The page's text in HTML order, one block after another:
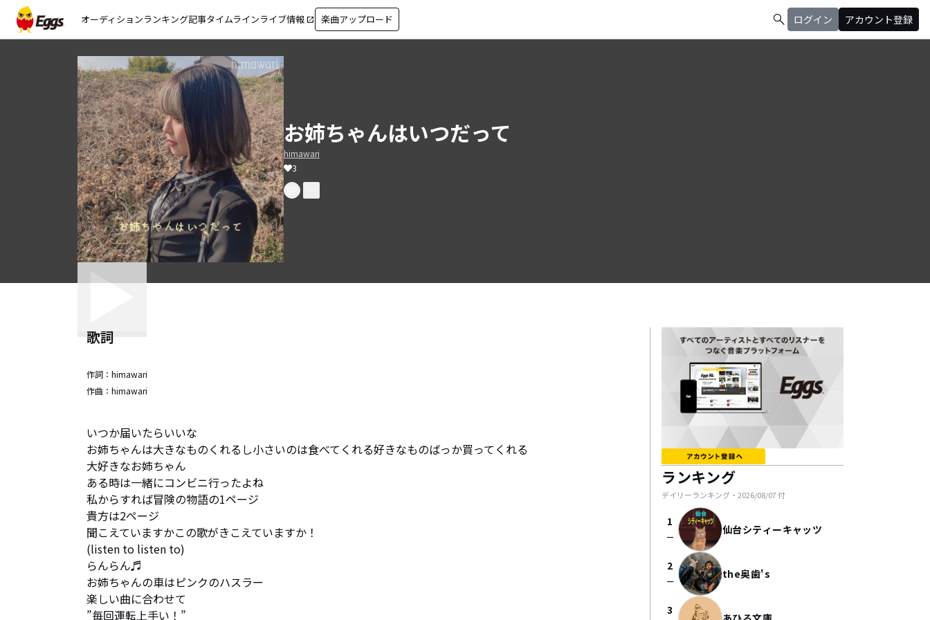
オーディションランキング記事タイムラインライブ情報 open_in_new 楽曲アップロード search ログイン アカウント登録
お姉ちゃんはいつだって
himawari
3
歌詞
作詞： himawari
作曲： himawari
いつか届いたらいいな
お姉ちゃんは大きなものくれるし小さいのは食べてくれる好きなものばっか買ってくれる
大好きなお姉ちゃん
ある時は一緒にコンビニ行ったよね
私からすれば冒険の物語の1ページ
貴方は2ページ
聞こえていますかこの歌がきこえていますか！
(listen to listen to)
らんらん♬
お姉ちゃんの車はピンクのハスラー
楽しい曲に合わせて
”毎回運転上手い！”
ランキング
デイリーランキング・ 2026/08/07付
1
check_indeterminate_small 仙台シティーキャッツ
2
check_indeterminate_small the奥歯's
3